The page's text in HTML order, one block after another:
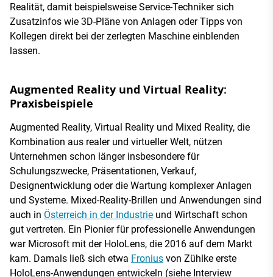
Realität, damit beispielsweise Service-Techniker sich
Zusatzinfos wie 3D-Pläne von Anlagen oder Tipps von
Kollegen direkt bei der zerlegten Maschine einblenden
lassen.
Augmented Reality und Virtual Reality:
Praxisbeispiele
Augmented Reality, Virtual Reality und Mixed Reality, die
Kombination aus realer und virtueller Welt, nützen
Unternehmen schon länger insbesondere für
Schulungszwecke, Präsentationen, Verkauf,
Designentwicklung oder die Wartung komplexer Anlagen
und Systeme. Mixed-Reality-Brillen und Anwendungen sind
auch in Österreich in der Industrie und Wirtschaft schon
gut vertreten. Ein Pionier für professionelle Anwendungen
war Microsoft mit der HoloLens, die 2016 auf dem Markt
kam. Damals ließ sich etwa Fronius von Zühlke erste
HoloLens-Anwendungen entwickeln (siehe Interview